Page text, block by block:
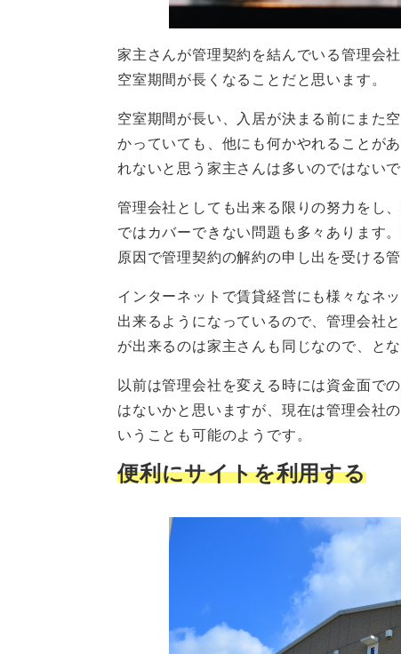
家主さんが管理契約を結んでいる管理会
空室期間が長くなる ことだと思います。
空室期間が長い、入居が決まる前にまた
かっていても、他にも何かやれることが
れないと思う家主さんは多いのではないで
管理会社としても出来る限りの努力をし
ではカバーできない問題も多々あります
原因で管理契約の解約の申し出を受ける
インターネットで賃貸経営にも様々なネ
出来るようになっているので、管理会社
が出来るのは家主さんも同じなので、と
以前は管理会社を変える時には資金面で
はないかと思いますが、現在は管理会社
いうことも可能のようです。
便利にサイトを利用する